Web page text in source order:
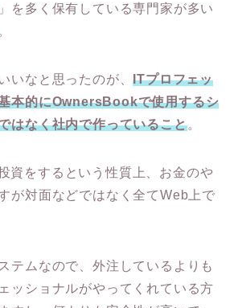
を多く保有している専門家が多い
いなと思ったのが、ITプロフェッ
本的にOwnersBookで使用するシ
はなく社内で作っていること。
資をするという性質上、お金のや
が対面などではなく全てWeb上で
テムなので、外注しているよりも
ッショナルがやってくれている方